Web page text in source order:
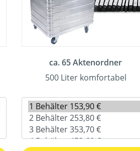
ca. 65 Aktenordner
500 Liter komfortabel